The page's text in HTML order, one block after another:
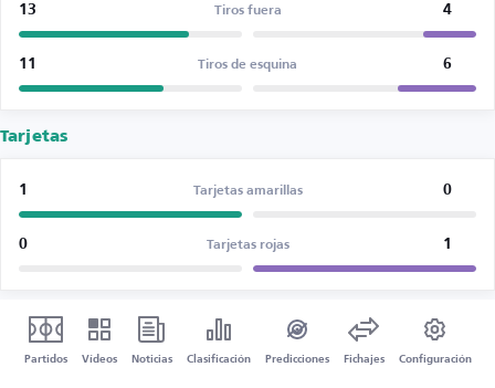
13 Tiros fuera 4
11 Tiros de esquina 6
Tarjetas
1 Tarjetas amarillas 0
0 Tarjetas rojas 1
Partidos Vídeos Noticias Clasificación Predicciones Fichajes Configuración